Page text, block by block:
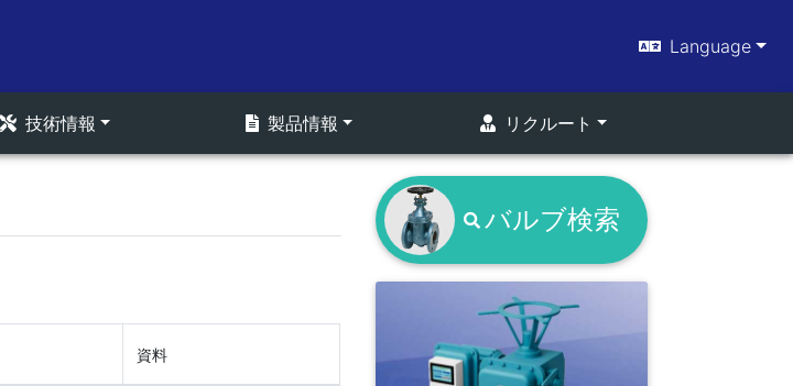
Language
技術情報 製品情報 リクルート
資料
バルブ検索